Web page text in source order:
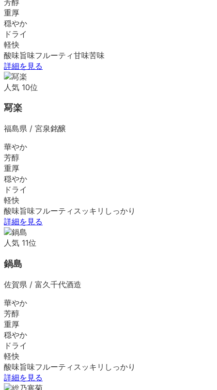
重厚
穏やか
ドライ
軽快
酸味旨味フルーティ甘味苦味
詳細を見る
人気 10位
冩楽
福島県 / 宮泉銘醸
華やか
芳醇
重厚
穏やか
ドライ
軽快
酸味旨味フルーティ スッキリ しっかり
詳細を見る
人気 11位
鍋島
佐賀県 / 富久千代酒造
華やか
芳醇
重厚
穏やか
ドライ
軽快
酸味旨味フルーティ スッキリ しっかり
詳細を見る